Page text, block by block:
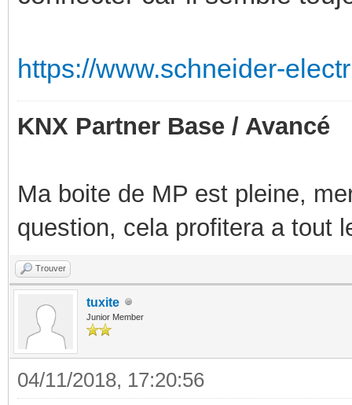
https://www.schneider-
KNX Partner Base / Avancé
Ma boite de MP est pleine,
question, cela profitera a tout
Trouver
tuxite
Junior Member
04/11/2018, 17:20:56